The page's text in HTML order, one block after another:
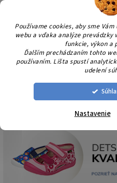
Používame cookies, aby sme
webu a vďaka analýze
funkcie, výkon a
Ďalším prechádzaním tohto
používaním. Lišta spustí
udelení
Nastavenie
Prejsť
obsah